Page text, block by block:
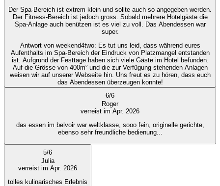
Der Spa-Bereich ist extrem klein und sollte auch so angegeben werden.
Der Fitness-Bereich ist jedoch gross. Sobald mehrere Hotelgäste die
Spa-Anlage auch benützen ist es viel zu voll. Das Abendessen war
super.
Antwort von weekend4two: Es tut uns leid, dass während eures
Aufenthalts im Spa-Bereich der Eindruck von Platzmangel entstanden
ist. Aufgrund der Festtage haben sich viele Gäste im Hotel befunden.
Auf die Grösse von 400m² und die zur Verfügung stehenden Anlagen
weisen wir auf unserer Webseite hin. Uns freut es zu hören, dass euch
das Abendessen überzeugen konnte!
6/6
Roger
verreist im Apr. 2026
das essen im belvoir war weltklasse, sooo fein, originelle gerichte,
ebenso sehr freundliche bedienung...
5/6
Julia
verreist im Apr. 2026
tolles kulinarisches Erlebnis